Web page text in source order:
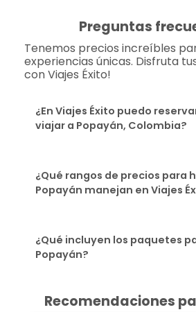
Preguntas
Tenemos precios increíbles
experiencias únicas. Disfruta
con Viajes Éxito!
¿En Viajes Éxito puedo
viajar a Popayán, Colombia?
¿Qué rangos de precios para
Popayán manejan en Viajes
¿Qué incluyen los paquetes
Popayán?
Recomendaciones